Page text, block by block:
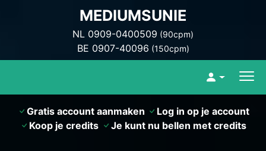
MEDIUMSUNIE
NL 0909-0400509 (90cpm)
BE 0907-40096 (150cpm)
Gratis account aanmaken
Log in op je account
Koop je credits
Je kunt nu bellen met credits